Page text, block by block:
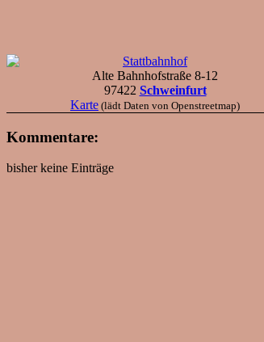
Stattbahnhof
Alte Bahnhofstraße 8-12
97422 Schweinfurt
Karte (lädt Daten von Openstreetmap)
Kommentare:
bisher keine Einträge